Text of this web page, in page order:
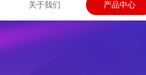
关于我们 产品中心